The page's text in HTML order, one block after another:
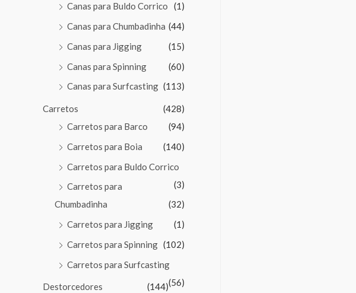
Canas para Buldo Corrico
(1)
Canas para Chumbadinha (44)
Canas para Jigging
(15)
Canas para Spinning
(60)
Canas para Surfcasting (113)
Carretos
(428)
Carretos para Barco
(94)
Carretos para Boia
(140)
Carretos para Buldo Corrico
(3)
Carretos para
Chumbadinha
(32)
Carretos para Jigging
(1)
Carretos para Spinning (102)
Carretos para Surfcasting
(56)
Destorcedores
(144)